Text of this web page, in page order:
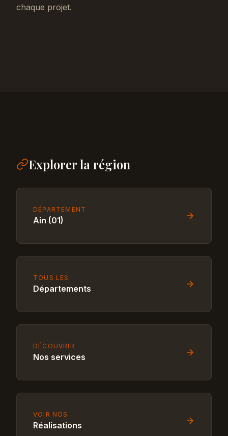
chaque projet.
Explorer la région
DÉPARTEMENT
Ain (01)
TOUS LES
Départements
DÉCOUVRIR
Nos services
VOIR NOS
Réalisations